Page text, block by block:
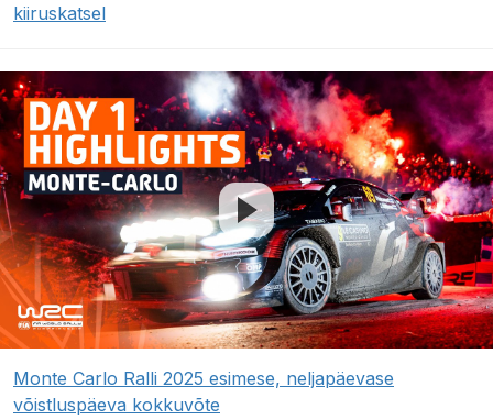
kiiruskatsel
Monte Carlo Ralli 2025 esimese, neljapäevase
võistluspäeva kokkuvõte